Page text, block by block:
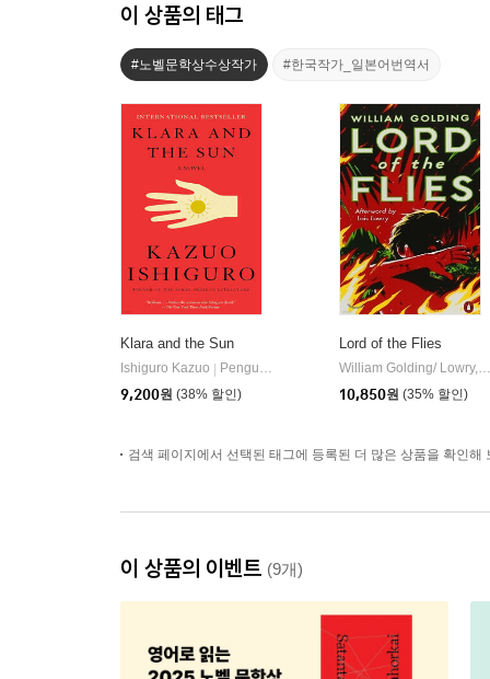
이 상품의 태그
#노벨문학상수상작가 #한국작가_일본어번역서
Klara and the Sun
Ishiguro Kazuo
Penguin Random House US
9,200원 (38% 할인)
Lord of the Flies
William Golding/ Lowry, Lois / Buehler, Jennifer
10,850원 (35% 할인)
검색 페이지에서 선택된 태그에 등록된 더 많은 상품을 확인해
이 상품의 이벤트 (9개)